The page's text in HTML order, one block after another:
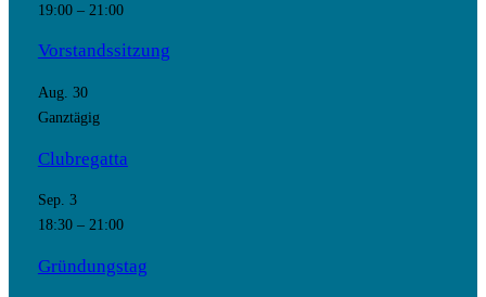
19:00– 21:00
Vorstandssitzung
Aug. 30
Ganztägig
Clubregatta
Sep. 3
18:30– 21:00
Gründungstag